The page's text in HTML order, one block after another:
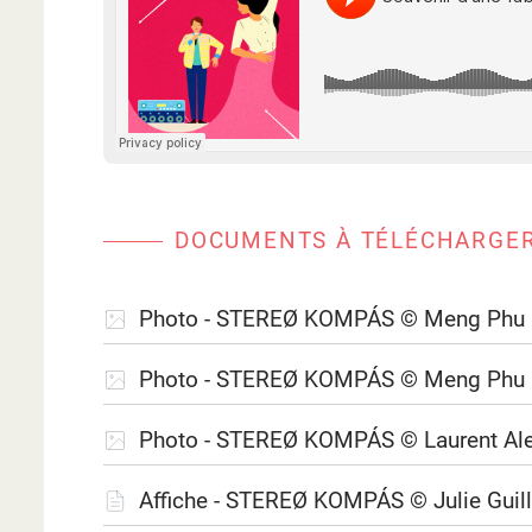
DOCUMENTS À
Photo - STEREØ KOMPÁS © Meng
Photo - STEREØ KOMPÁS © Meng
Photo - STEREØ KOMPÁS © Laurent
Affiche - STEREØ KOMPÁS © Julie